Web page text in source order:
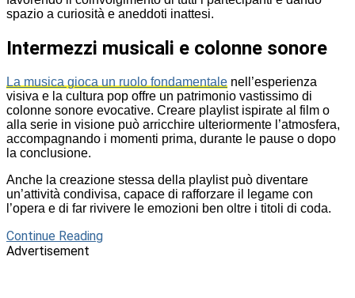
spazio a curiosità e aneddoti inattesi.
Intermezzi musicali e colonne sonore
La musica gioca un ruolo fondamentale nell’esperienza
visiva e la cultura pop offre un patrimonio vastissimo di
colonne sonore evocative. Creare playlist ispirate al film o
alla serie in visione può arricchire ulteriormente l’atmosfera,
accompagnando i momenti prima, durante le pause o dopo
la conclusione.
Anche la creazione stessa della playlist può diventare
un’attività condivisa, capace di rafforzare il legame con
l’opera e di far rivivere le emozioni ben oltre i titoli di coda.
Continue Reading
Advertisement